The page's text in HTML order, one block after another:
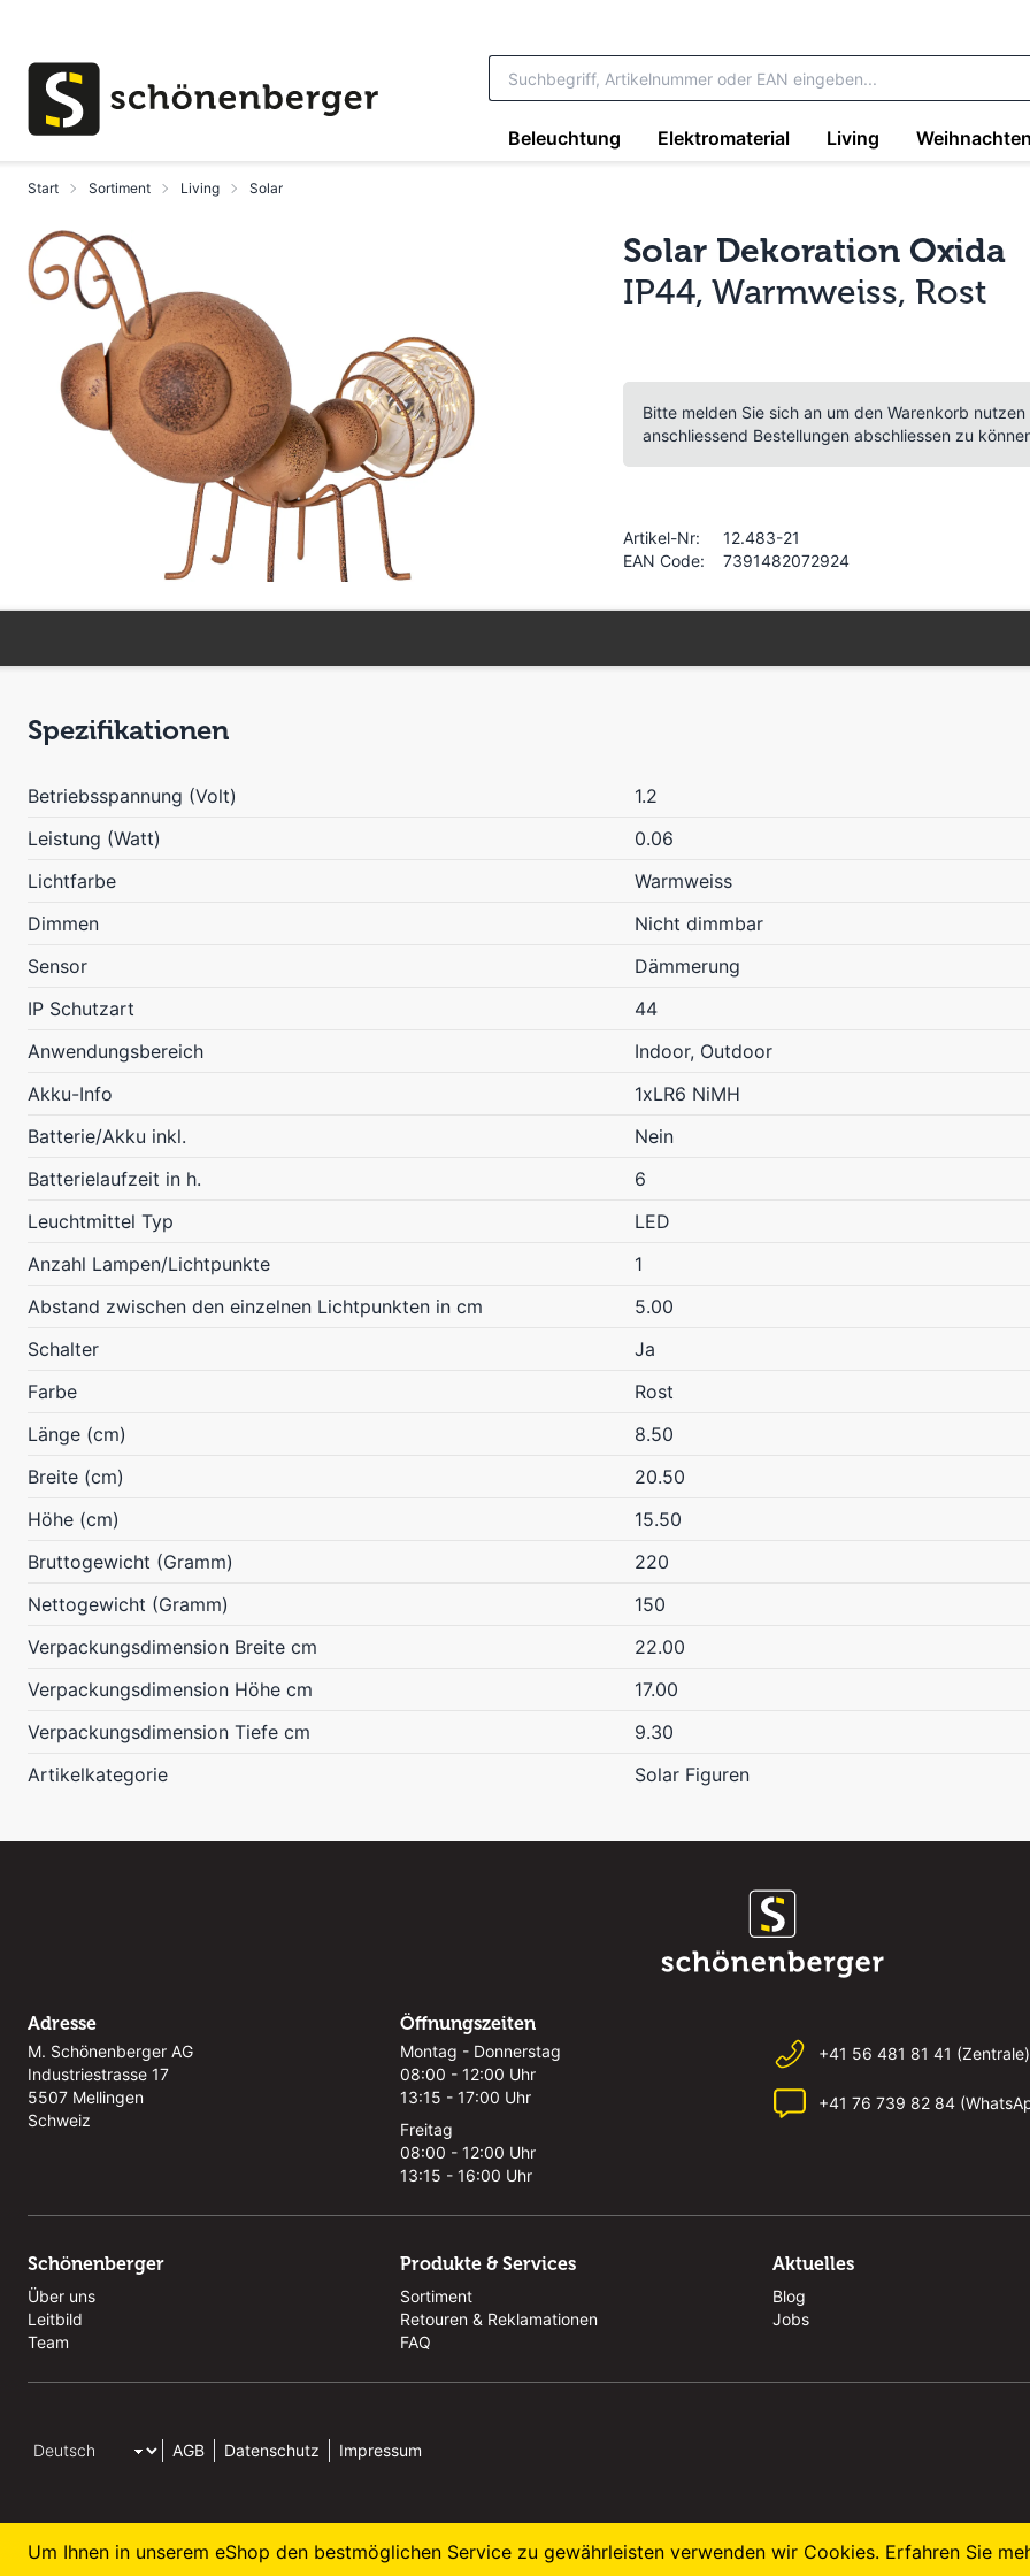
Beleuchtung Elektromaterial Living Weihnachten
Start Sortiment Living Solar
Solar Dekoration Oxida
IP44, Warmweiss, Rost
Bitte melden Sie sich an um den Warenkorb
anschliessend Bestellungen abschliessen zu
Artikel-Nr:
12.483-21
EAN Code:
7391482072924
Spezifikationen
Betriebsspannung (Volt)
1.2
Leistung (Watt)
0.06
Lichtfarbe
Warmweiss
Dimmen
Nicht dimmbar
Sensor
Dämmerung
IP Schutzart
44
Anwendungsbereich
Indoor, Outdoor
Akku-Info
1xLR6 NiMH
Batterie/Akku inkl.
Nein
Batterielaufzeit in h.
6
Leuchtmittel Typ
LED
Anzahl Lampen/Lichtpunkte
1
Abstand zwischen den einzelnen Lichtpunkten in cm
5.00
Schalter
Ja
Farbe
Rost
Länge (cm)
8.50
Breite (cm)
20.50
Höhe (cm)
15.50
Bruttogewicht (Gramm)
220
Nettogewicht (Gramm)
150
Verpackungsdimension Breite cm
22.00
Verpackungsdimension Höhe cm
17.00
Verpackungsdimension Tiefe cm
9.30
Artikelkategorie
Solar Figuren
Adresse
M. Schönenberger AG
Industriestrasse 17
5507 Mellingen
Schweiz
Öffnungszeiten
Montag - Donnerstag
08:00 - 12:00 Uhr
13:15 - 17:00 Uhr
Freitag
08:00 - 12:00 Uhr
13:15 - 16:00 Uhr
+41 56 481 81 41 (Zentrale)
+41 76 739 82 84
Schönenberger
Über uns
Leitbild
Team
Produkte & Services
Sortiment
Retouren & Reklamationen
FAQ
Aktuelles
Blog
Jobs
AGB Datenschutz Impressum
© 2026 M. Schönenberger AG
Um Ihnen in unserem eShop den bestmöglichen Service zu gewährleisten verwenden wir Cookies. Erfahren Sie